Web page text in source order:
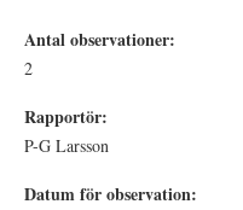
Antal observationer:
2
Rapportör:
P-G Larsson
Datum för observation: